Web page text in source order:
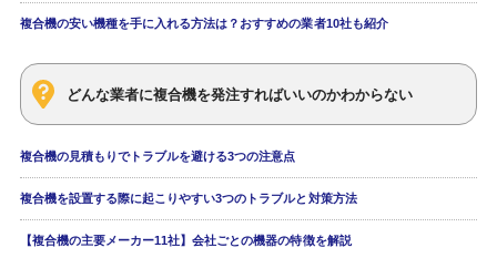
複合機の安い機種を手に入れる方法は？おすすめの業者10社も紹介
どんな業者に複合機を発注すればいいのかわからない
複合機の見積もりでトラブルを避ける3つの注意点
複合機を設置する際に起こりやすい3つのトラブルと対策方法
【複合機の主要メーカー11社】会社ごとの機器の特徴を解説